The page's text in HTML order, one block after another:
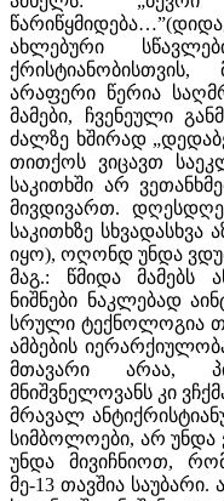
ახლებური
არაფერი წერია
მამები, ჩვენეული
ძალზე ხშირად
თითქოს ვიცავთ
საკითხში არ
მივდივართ.
საკითხზე სხვადასხვა
იყო), ოღონდ უნდა
მაგ.: წმიდა მამებს
ნიშნები ნაკლებად
სრული ტექნოლოგია
ამბების
მთავარი არაა,
მნიშვნელოვანს კი
მრავალ
სიმბოლოები, არ უნდა
უნდა მივიჩნიოთ,
მე-13 თავშია